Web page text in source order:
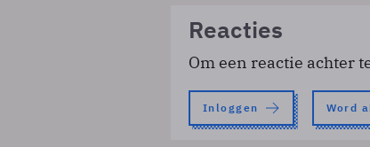
Reacties
Om een reactie achter
Inloggen Word